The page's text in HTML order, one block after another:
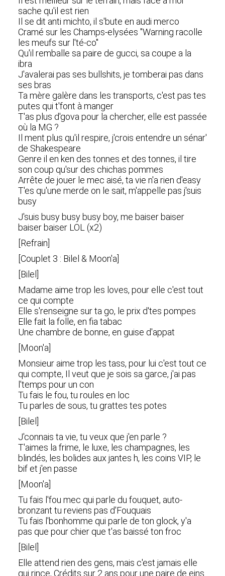
sache qu'il est rien
Il se dit anti michto, il s'bute en audi merco
Cramé sur les Champs-elysées "Warning racolle
les meufs sur l'té-co"
Qu'il remballe sa paire de gucci, sa coupe a la
ibra
J'avalerai pas ses bullshits, je tomberai pas dans
ses bras
Ta mère galère dans les transports, c'est pas tes
putes qui t'font à manger
T'as plus d'gova pour la chercher, elle est passée
où la MG ?
Il ment plus qu'il respire, j'crois entendre un sénar'
de Shakespeare
Genre il en ken des tonnes et des tonnes, il tire
son coup qu'sur des chichas pommes
Arrête de jouer le mec aisé, ta vie n'a rien d'easy
T'es qu'une merde on le sait, m'appelle pas j'suis
busy
J'suis busy busy busy boy, me baiser baiser
baiser baiser LOL (x2)
[Refrain]
[Couplet 3 : Bilel & Moon'a]
[Bilel]
Madame aime trop les loves, pour elle c'est tout
ce qui compte
Elle s'renseigne sur ta go, le prix d'tes pompes
Elle fait la folle, en fia tabac
Une chambre de bonne, en guise d'appat
[Moon'a]
Monsieur aime trop les tass, pour lui c'est tout ce
qui compte, Il veut que je sois sa garce, j'ai pas
l'temps pour un con
Tu fais le fou, tu roules en loc
Tu parles de sous, tu grattes tes potes
[Bilel]
J'connais ta vie, tu veux que j'en parle ?
T'aimes la frime, le luxe, les champagnes, les
blindés, les bolides aux jantes h, les coins VIP, le
bif et j'en passe
[Moon'a]
Tu fais l'fou mec qui parle du fouquet, auto-
bronzant tu reviens pas d'Fouquais
Tu fais l'bonhomme qui parle de ton glock, y'a
pas que pour chier que t'as baissé ton froc
[Bilel]
Elle attend rien des gens, mais c'est jamais elle
qui rince, Crédits sur 2 ans pour une paire de eins